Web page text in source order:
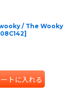
/ The Wooky
]
トに入れる